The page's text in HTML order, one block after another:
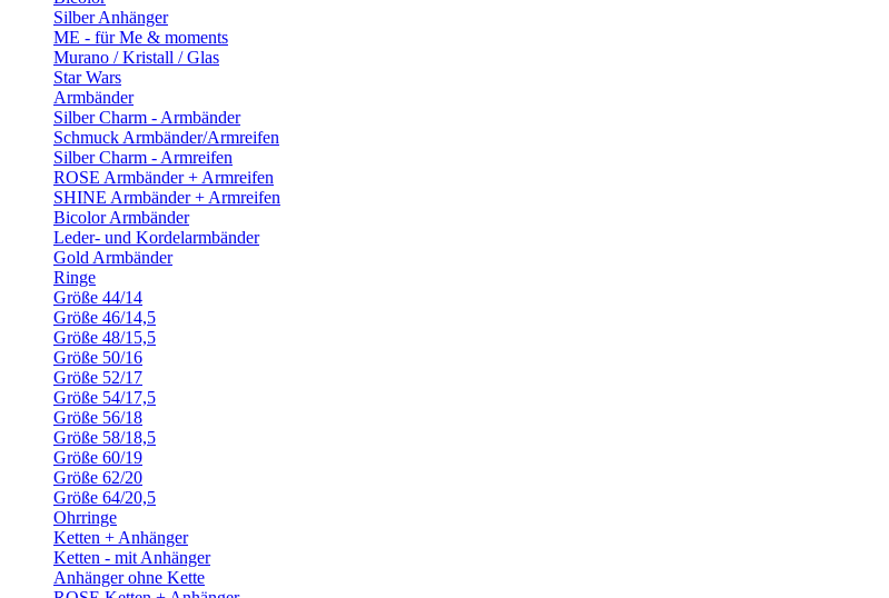
Silber Anhänger
ME - für Me & moments
Murano / Kristall / Glas
Star Wars
Armbänder
Silber Charm - Armbänder
Schmuck Armbänder/Armreifen
Silber Charm - Armreifen
ROSE Armbänder + Armreifen
SHINE Armbänder + Armreifen
Bicolor Armbänder
Leder- und Kordelarmbänder
Gold Armbänder
Ringe
Größe 44/14
Größe 46/14,5
Größe 48/15,5
Größe 50/16
Größe 52/17
Größe 54/17,5
Größe 56/18
Größe 58/18,5
Größe 60/19
Größe 62/20
Größe 64/20,5
Ohrringe
Ketten + Anhänger
Ketten - mit Anhänger
Anhänger ohne Kette